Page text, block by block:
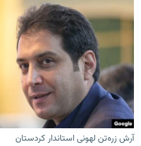
آرش زره‌تن لهونی استاندار کردستان